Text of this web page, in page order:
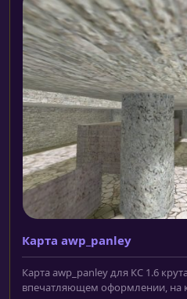
Карта awp_panley
Карта awp_panley для КС 1.6
впечатляющем оформлении, на